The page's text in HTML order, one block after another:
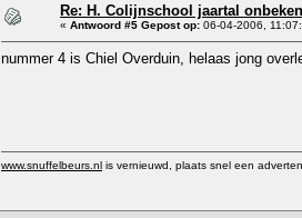
Re: H. Colijnschool jaartal
« Antwoord #5 Gepost op: 06-04-2006,
nummer 4 is Chiel Overduin, helaas jong
www.snuffelbeurs.nl is vernieuwd, plaats snel een